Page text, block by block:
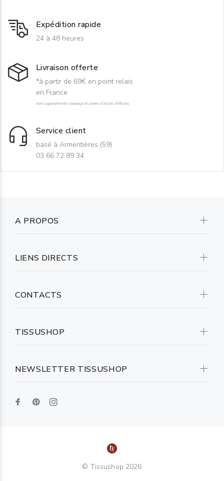
Expédition rapide
24 à 48 heures
Livraison offerte
*à partir de 69€ en point relais
en France
hors suppléments rouleaux et zones d'accès difficiles
Service client
basé à Armentières (59)
03 66 72 89 34
NEWSLETTER TISSUSHOP
A PROPOS
LIENS DIRECTS
CONTACTS
TISSUSHOP
© Tissushop 2026